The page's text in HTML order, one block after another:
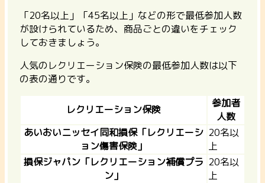
「20名以上」「45名以上」などの形で最低参加人数
が設けられているため、商品ごとの違いをチェック
しておきましょう。
人気のレクリエーション保険の最低参加人数は以下
の表の通りです。
レクリエーション保険
参加者
人数
あいおいニッセイ同和損保「レクリエーシ
ョン傷害保険」
20名以
上
損保ジャパン「レクリエーション補償プラ
ン」
20名以
上